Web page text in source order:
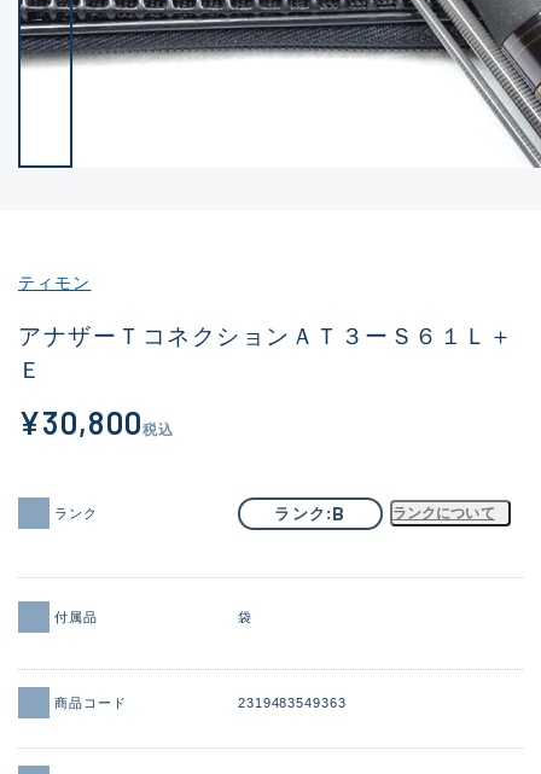
B(21990)
C(38837)
新商品(1956)
値下げ品
DCチェック済 (1337)
ティモン
アナザーＴコネクションＡＴ３ーＳ６１Ｌ＋
Ｅ
¥30,800税込
ランク ランク B ランクについて
付属品 袋
商品コード 2319483549363